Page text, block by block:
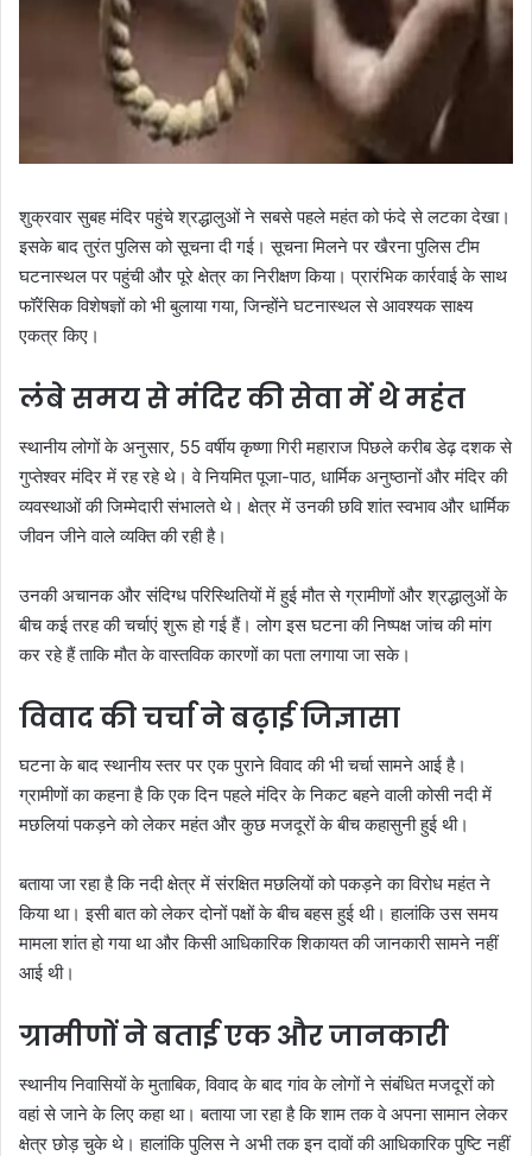
शुक्रवार सुबह मंदिर पहुंचे श्रद्धालुओं ने सबसे पहले महंत को फंदे से लटका देखा।
इसके बाद तुरंत पुलिस को सूचना दी गई। सूचना मिलने पर खैरना पुलिस टीम
घटनास्थल पर पहुंची और पूरे क्षेत्र का निरीक्षण किया। प्रारंभिक कार्रवाई के साथ
फॉरेंसिक विशेषज्ञों को भी बुलाया गया, जिन्होंने घटनास्थल से आवश्यक साक्ष्य
एकत्र किए।
लंबे समय से मंदिर की सेवा में थे महंत
स्थानीय लोगों के अनुसार, 55 वर्षीय कृष्णा गिरी महाराज पिछले करीब डेढ़ दशक से
गुप्तेश्वर मंदिर में रह रहे थे। वे नियमित पूजा-पाठ, धार्मिक अनुष्ठानों और मंदिर की
व्यवस्थाओं की जिम्मेदारी संभालते थे। क्षेत्र में उनकी छवि शांत स्वभाव और धार्मिक
जीवन जीने वाले व्यक्ति की रही है।
उनकी अचानक और संदिग्ध परिस्थितियों में हुई मौत से ग्रामीणों और श्रद्धालुओं के
बीच कई तरह की चर्चाएं शुरू हो गई हैं। लोग इस घटना की निष्पक्ष जांच की मांग
कर रहे हैं ताकि मौत के वास्तविक कारणों का पता लगाया जा सके।
विवाद की चर्चा ने बढ़ाई जिज्ञासा
घटना के बाद स्थानीय स्तर पर एक पुराने विवाद की भी चर्चा सामने आई है।
ग्रामीणों का कहना है कि एक दिन पहले मंदिर के निकट बहने वाली कोसी नदी में
मछलियां पकड़ने को लेकर महंत और कुछ मजदूरों के बीच कहासुनी हुई थी।
बताया जा रहा है कि नदी क्षेत्र में संरक्षित मछलियों को पकड़ने का विरोध महंत ने
किया था। इसी बात को लेकर दोनों पक्षों के बीच बहस हुई थी। हालांकि उस समय
मामला शांत हो गया था और किसी आधिकारिक शिकायत की जानकारी सामने नहीं
आई थी।
ग्रामीणों ने बताई एक और जानकारी
स्थानीय निवासियों के मुताबिक, विवाद के बाद गांव के लोगों ने संबंधित मजदूरों को
वहां से जाने के लिए कहा था। बताया जा रहा है कि शाम तक वे अपना सामान लेकर
क्षेत्र छोड़ चुके थे। हालांकि पुलिस ने अभी तक इन दावों की आधिकारिक पुष्टि नहीं